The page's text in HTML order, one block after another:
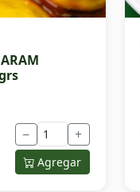
− +
Agregar